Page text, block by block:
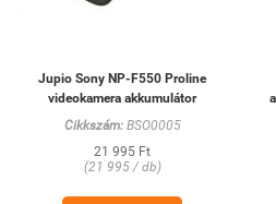
Jupio Sony NP-F550 Proline
videokamera akkumulátor
Cikkszám:BSO0005
21 995 Ft
(21 995 / db)